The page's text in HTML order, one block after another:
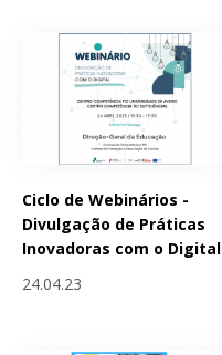
Ciclo de Webinários -
Divulgação de Práticas
Inovadoras com o Digital
24.04.23